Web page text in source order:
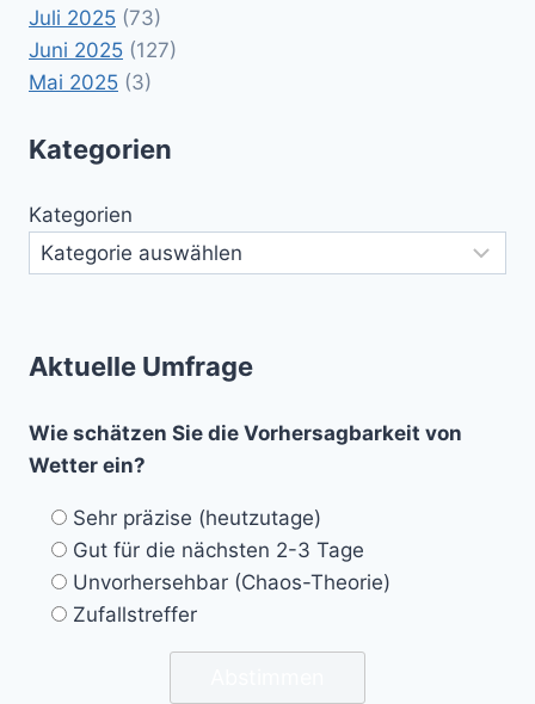
Juli 2025 (73)
Juni 2025 (127)
Mai 2025 (3)
Kategorien
Kategorien
Aktuelle Umfrage
Wie schätzen Sie die Vorhersagbarkeit von
Wetter ein?
Sehr präzise (heutzutage)
Gut für die nächsten 2-3 Tage
Unvorhersehbar (Chaos-Theorie)
Zufallstreffer